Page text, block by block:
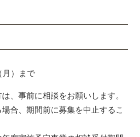
月）まで
、事前に相談をお願いします。
合、期間前に募集を中止するこ